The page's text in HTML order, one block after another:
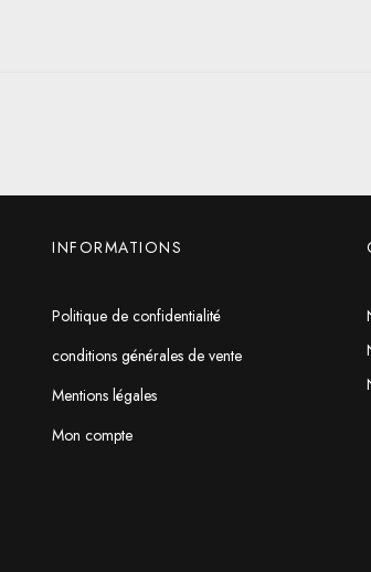
INFORMATIONS
Politique de confidentialité
conditions générales de vente
Mentions légales
Mon compte